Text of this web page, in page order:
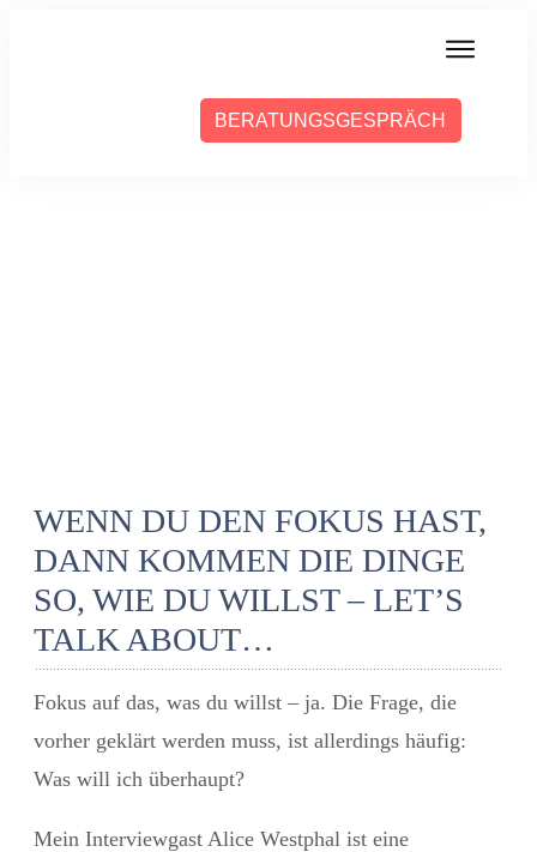
BERATUNGSGESPRÄCH
WENN DU DEN FOKUS HAST,
DANN KOMMEN DIE DINGE
SO, WIE DU WILLST – LET’S
TALK ABOUT…
Fokus auf das, was du willst – ja. Die Frage, die
vorher geklärt werden muss, ist allerdings häufig:
Was will ich überhaupt?
Mein Interviewgast Alice Westphal ist eine